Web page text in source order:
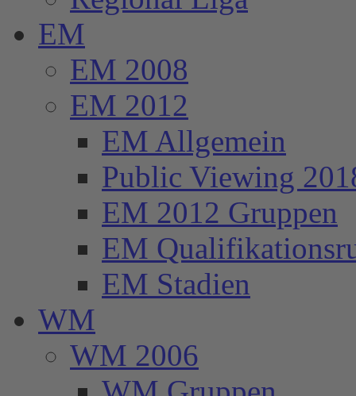
EM
EM 2008
EM 2012
EM Allgemein
Public Viewing
EM 2012 Gruppen
EM
EM Stadien
WM
WM 2006